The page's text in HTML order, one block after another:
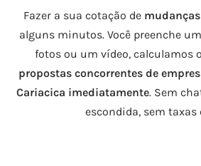
Fazer a sua cotação de
alguns minutos. Você preenche
fotos ou um vídeo, calculamos
propostas concorrentes de
Cariacica imediatamente. Sem
escondida, sem taxas